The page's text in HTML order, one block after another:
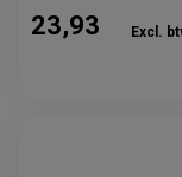
23,93 Excl.